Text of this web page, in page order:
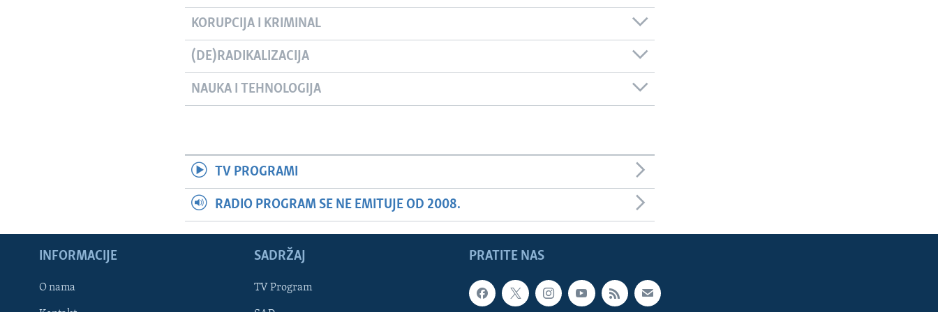
Learning English
KORUPCIJA I KRIMINAL
(DE)RADIKALIZACIJA
NAUKA I TEHNOLOGIJA
TV PROGRAMI
RADIO PROGRAM SE NE EMITUJE OD 2008.
PRATITE NAS
INFORMACIJE
O nama
SADRŽAJ
TV Program